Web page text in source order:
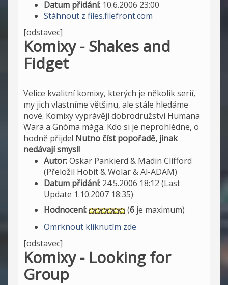
Datum přidání: 10.6.2006 23:00
Stáhnout z files.filefront.com
[odstavec]
Komixy - Shakes and
Fidget
Velice kvalitní komixy, kterých je několik serií,
my jich vlastníme většinu, ale stále hledáme
nové. Komixy vyprávějí dobrodružství Humana
Wara a Gnóma mága. Kdo si je neprohlédne, o
hodně přijde! Nutno číst popořadě, jinak
nedávají smysl!
Autor:Oskar Pankierd & Madin Clifford
(Přeložil Hobit & Wolar & Al-ADAM)
Datum přidání: 24.5.2006 18:12 (Last
Update 1.10.2007 18:35)
Hodnocení:
(6 je maximum)
Omrknout kliknutím zde
[odstavec]
Komixy - Looking for
Group